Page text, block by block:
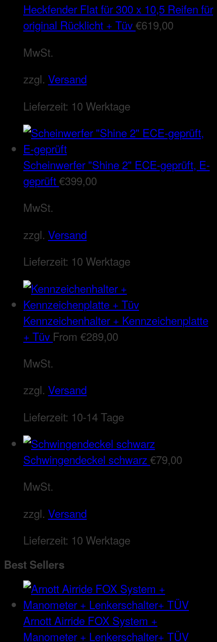
Heckfender Flat für 300 x 10,5 Reifen für
original Rücklicht + Tüv€619,00
MwSt.
zzgl. Versand
Lieferzeit: 10 Werktage
Scheinwerfer "Shine 2" ECE-geprüft, E-
geprüft€399,00
MwSt.
zzgl. Versand
Lieferzeit: 10 Werktage
Kennzeichenhalter + Kennzeichenplatte
+ Tüv From €289,00
MwSt.
zzgl. Versand
Lieferzeit: 10-14 Tage
Schwingendeckel schwarz€79,00
MwSt.
zzgl. Versand
Lieferzeit: 10 Werktage
Best Sellers
Arnott Airride FOX System +
Manometer + Lenkerschalter+ TÜV